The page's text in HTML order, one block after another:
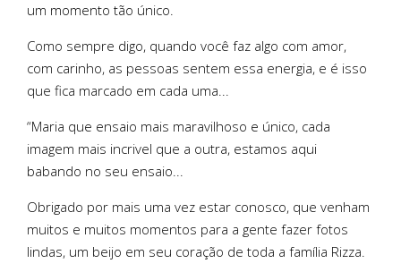
um momento tão único.
Como sempre digo, quando você faz algo com amor,
com carinho, as pessoas sentem essa energia, e é isso
que fica marcado em cada uma...
“Maria que ensaio mais maravilhoso e único, cada
imagem mais incrivel que a outra, estamos aqui
babando no seu ensaio...
Obrigado por mais uma vez estar conosco, que venham
muitos e muitos momentos para a gente fazer fotos
lindas, um beijo em seu coração de toda a família Rizza.